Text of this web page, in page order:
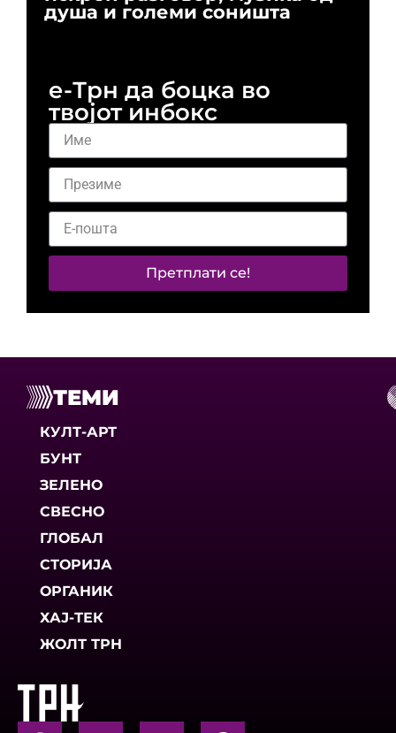
душа и големи соништа
е-Трн да боцка во
твојот инбокс
Претплати се!
ТЕМИ
КУЛТ-АРТ
БУНТ
ЗЕЛЕНО
СВЕСНО
ГЛОБАЛ
СТОРИЈА
ОРГАНИК
ХАЈ-ТЕК
ЖОЛТ ТРН